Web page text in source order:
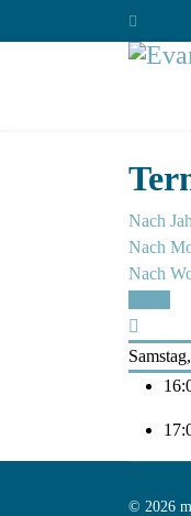
Nach
Nach
Nach
© 2026